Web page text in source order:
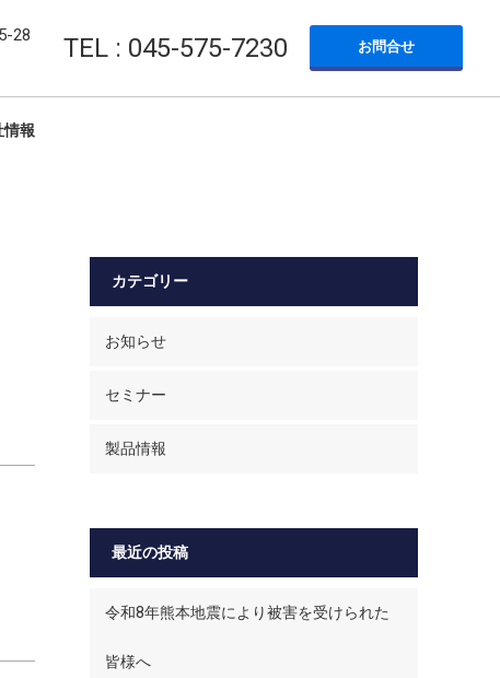
28
TEL : 045-575-7230 お問合せ
情報
カテゴリー
お知らせ
セミナー
製品情報
最近の投稿
令和8年熊本地震により被害を受けられた
皆様へ